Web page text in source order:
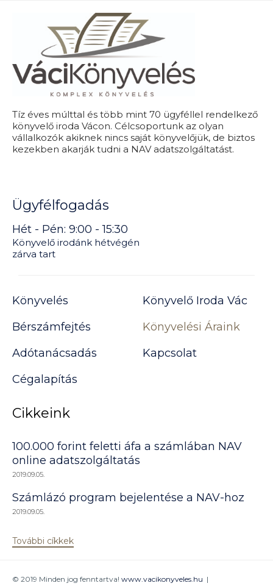
Tíz éves múlttal és több mint 70 ügyféllel rendelkező
könyvelő iroda Vácon. Célcsoportunk az olyan
vállalkozók akiknek nincs saját könyvelőjük, de biztos
kezekben akarják tudni a NAV adatszolgáltatást.
Ügyfélfogadás
Hét - Pén: 9:00 - 15:30
Könyvelő irodánk hétvégén
zárva tart
Könyvelés
Bérszámfejtés
Adótanácsadás
Cégalapítás
Könyvelő Iroda Vác
Könyvelési Áraink
Kapcsolat
Cikkeink
100.000 forint feletti áfa a számlában NAV
online adatszolgáltatás
2019.09.05.
Számlázó program bejelentése a NAV-hoz
2019.09.05.
További cíkkek
© 2019 Minden jog fenntartva! www.vacikonyveles.hu |